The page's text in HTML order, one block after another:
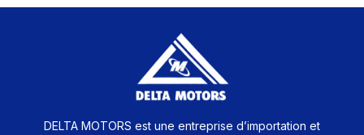
DELTA MOTORS est une entreprise d’importation et